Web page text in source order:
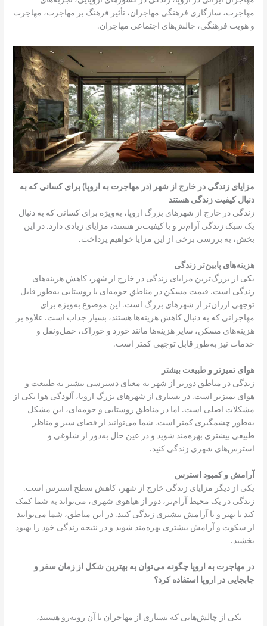
مهاجرت، سازگاری فرهنگی مهاجران، تأثیر فرهنگ بر مهاجرت، مهاجرت
و هویت فرهنگی، چالش‌های اجتماعی مهاجران.
مزایای زندگی در خارج از شهر (در مهاجرت به اروپا) برای کسانی که به
دنبال کیفیت زندگی هستند
زندگی در خارج از شهرهای بزرگ اروپا، به‌ویژه برای کسانی که به دنبال
یک سبک زندگی آرام‌تر و با کیفیت‌تر هستند، مزایای زیادی دارد. در این
بخش، به بررسی برخی از این مزایا خواهیم پرداخت.
هزینه‌های پایین‌تر زندگی
یکی از بزرگ‌ترین مزایای زندگی در خارج از شهر، کاهش هزینه‌های
زندگی است. قیمت مسکن در مناطق حومه‌ای یا روستایی به‌طور قابل
توجهی ارزان‌تر از شهرهای بزرگ است. این موضوع به‌ویژه برای
مهاجرانی که به دنبال کاهش هزینه‌ها هستند، بسیار جذاب است. علاوه بر
هزینه‌های مسکن، سایر هزینه‌ها مانند خورد و خوراک، حمل‌ونقل و
خدمات نیز به‌طور قابل توجهی کمتر است.
هوای تمیزتر و طبیعت بیشتر
زندگی در مناطق دورتر از شهر به معنای دسترسی بیشتر به طبیعت و
هوای تمیزتر است. در بسیاری از شهرهای بزرگ اروپا، آلودگی هوا یکی از
مشکلات اصلی است. اما در مناطق روستایی و حومه‌ای، این مشکل
به‌طور چشمگیری کمتر است. شما می‌توانید از فضای سبز و مناظر
طبیعی بیشتری بهره‌مند شوید و در عین حال به‌دور از شلوغی و
استرس‌های شهری زندگی کنید.
آرامش و کمبود استرس
یکی از دیگر مزایای زندگی خارج از شهر، کاهش سطح استرس است.
زندگی در یک محیط آرام‌تر، دور از هیاهوی شهری، می‌تواند به شما کمک
کند تا بهتر و با آرامش بیشتری زندگی کنید. در این مناطق، شما می‌توانید
از سکوت و آرامش بیشتری بهره‌مند شوید و در نتیجه زندگی خود را بهبود
بخشید.
در مهاجرت به اروپا چگونه می‌توان به بهترین شکل از زمان سفر و
جابجایی در اروپا استفاده کرد؟
یکی از چالش‌هایی که بسیاری از مهاجران با آن روبه‌رو هستند،